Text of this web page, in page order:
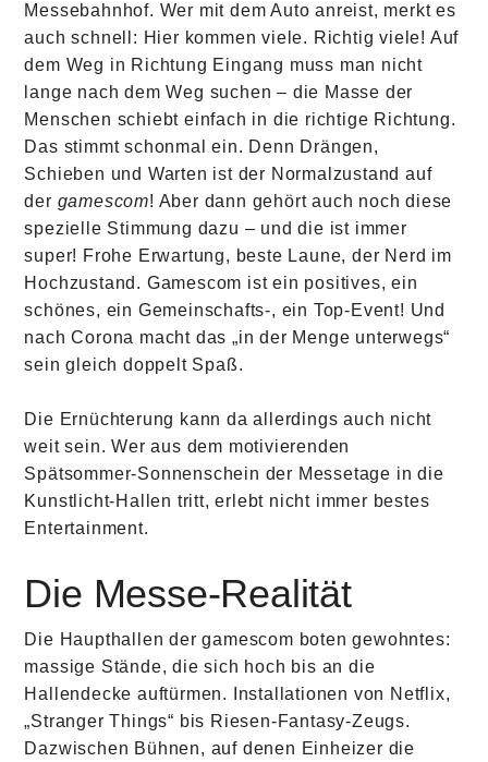
Messebahnhof. Wer mit dem Auto anreist, merkt es
auch schnell: Hier kommen viele. Richtig viele! Auf
dem Weg in Richtung Eingang muss man nicht
lange nach dem Weg suchen – die Masse der
Menschen schiebt einfach in die richtige Richtung.
Das stimmt schonmal ein. Denn Drängen,
Schieben und Warten ist der Normalzustand auf
der gamescom! Aber dann gehört auch noch diese
spezielle Stimmung dazu – und die ist immer
super! Frohe Erwartung, beste Laune, der Nerd im
Hochzustand. Gamescom ist ein positives, ein
schönes, ein Gemeinschafts-, ein Top-Event! Und
nach Corona macht das „in der Menge unterwegs“
sein gleich doppelt Spaß.
Die Ernüchterung kann da allerdings auch nicht
weit sein. Wer aus dem motivierenden
Spätsommer-Sonnenschein der Messetage in die
Kunstlicht-Hallen tritt, erlebt nicht immer bestes
Entertainment.
Die Messe-Realität
Die Haupthallen der gamescom boten gewohntes:
massige Stände, die sich hoch bis an die
Hallendecke auftürmen. Installationen von Netflix,
„Stranger Things“ bis Riesen-Fantasy-Zeugs.
Dazwischen Bühnen, auf denen Einheizer die